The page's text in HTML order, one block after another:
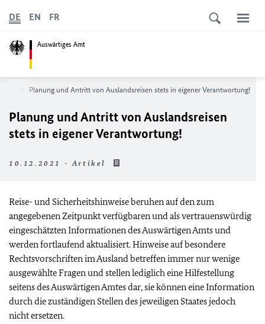
Auswärtiges Amt
DE EN FR
Planung und Antritt von Auslandsreisen stets in eigener Verantwortung!
Planung und Antritt von Auslandsreisen
stets in eigener Verantwortung!
10.12.2021 - Artikel
Reise- und Sicherheitshinweise beruhen auf den zum
angegebenen Zeitpunkt verfügbaren und als vertrauenswürdig
eingeschätzten Informationen des Auswärtigen Amts und
werden fortlaufend aktualisiert. Hinweise auf besondere
Rechtsvorschriften im Ausland betreffen immer nur wenige
ausgewählte Fragen und stellen lediglich eine Hilfestellung
seitens des Auswärtigen Amtes dar, sie können eine Information
durch die zuständigen Stellen des jeweiligen Staates jedoch
nicht ersetzen.